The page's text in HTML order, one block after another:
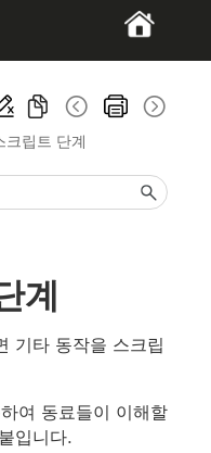
크립트 단계
계
기타 동작을 스크립
여 동료들이 이해할
입니다.